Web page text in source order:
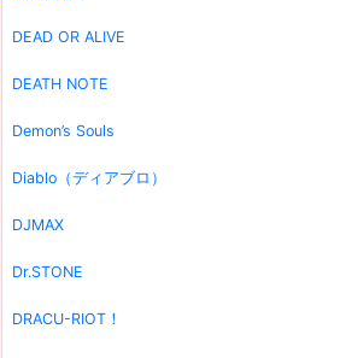
DEAD OR ALIVE
DEATH NOTE
Demon’s Souls
Diablo（ディアブロ）
DJMAX
Dr.STONE
DRACU-RIOT！